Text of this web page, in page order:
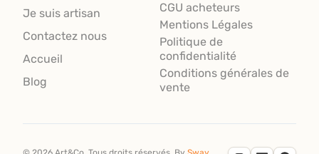
Je suis artisan
Contactez nous
Accueil
Blog
CGU acheteurs
Mentions Légales
Politique de
confidentialité
Conditions générales de
vente